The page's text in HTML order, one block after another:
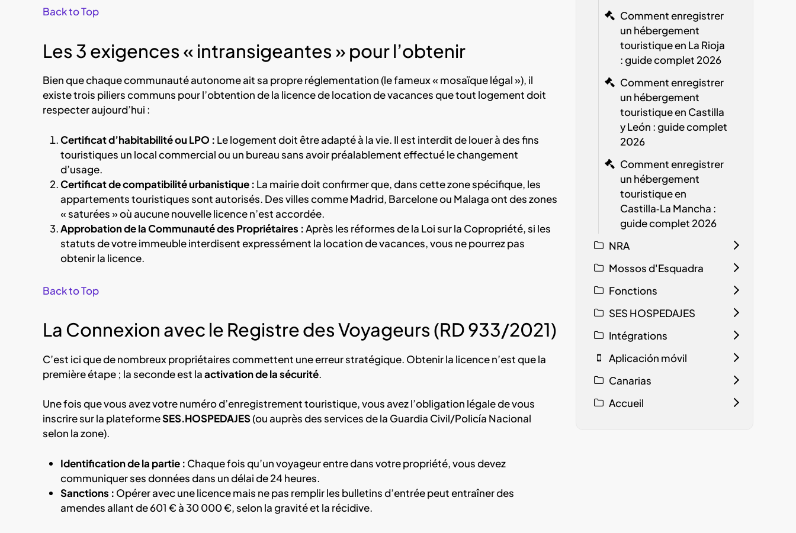
Back to Top
Les 3 exigences « intransigeantes » pour l’obtenir
Bien que chaque communauté autonome ait sa propre réglementation (le fameux « mosaïque légal »), il
existe trois piliers communs pour l’obtention de la licence de location de vacances que tout logement doit
respecter aujourd’hui :
Certificat d’habitabilité ou LPO : Le logement doit être adapté à la vie. Il est interdit de louer à des fins
touristiques un local commercial ou un bureau sans avoir préalablement effectué le changement
d’usage.
Certificat de compatibilité urbanistique : La mairie doit confirmer que, dans cette zone spécifique, les
appartements touristiques sont autorisés. Des villes comme Madrid, Barcelone ou Malaga ont des zones
« saturées » où aucune nouvelle licence n’est accordée.
Approbation de la Communauté des Propriétaires :Après les réformes de la Loi sur la Copropriété, si les
statuts de votre immeuble interdisent expressément la location de vacances, vous ne pourrez pas
obtenir la licence.
Back to Top
La Connexion avec le Registre des Voyageurs (RD 933/2021)
C’est ici que de nombreux propriétaires commettent une erreur stratégique. Obtenir la licence n’est que la
première étape ; la seconde est laactivation de la sécurité.
Une fois que vous avez votre numéro d’enregistrement touristique, vous avez l’obligation légale de vous
inscrire sur la plateformeSES.HOSPEDAJES(ou auprès des services de la Guardia Civil/Policía Nacional
selon la zone).
Identification de la partie : Chaque fois qu’un voyageur entre dans votre propriété, vous devez
communiquer ses données dans un délai de 24 heures.
Sanctions : Opérer avec une licence mais ne pas remplir les bulletins d’entrée peut entraîner des
amendes allant de 601 € à 30 000 €, selon la gravité et la récidive.
Comment enregistrer
un hébergement
touristique en La Rioja
: guide complet 2026
Comment enregistrer
un hébergement
touristique en Castilla
y León : guide complet
2026
Comment enregistrer
un hébergement
touristique en
Castilla‑La Mancha :
guide complet 2026
NRA
Mossos d'Esquadra
Fonctions
SES HOSPEDAJES
Intégrations
Aplicación móvil
Canarias
Accueil